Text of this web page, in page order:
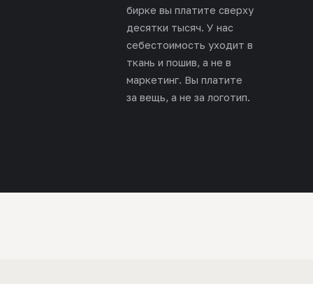
бирке вы платите сверху
десятки тысяч. У нас
себестоимость уходит в
ткань и пошив, а не в
маркетинг. Вы платите
за вещь, а не за логотип.